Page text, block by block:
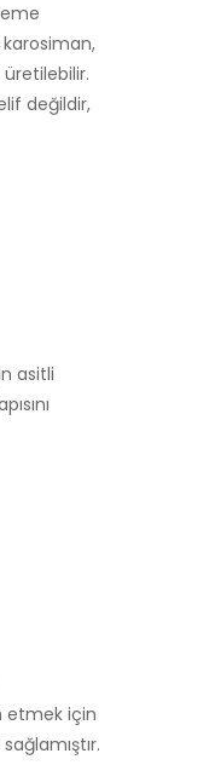
değildir,
asitli
etmek için